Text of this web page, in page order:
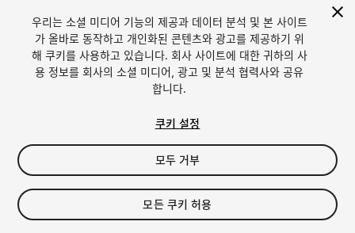
1 10
$7.50
우리는 소셜 미디어 기능의 제공과 데이터 분석 및 본 사이트
가 올바로 동작하고 개인화된 콘텐츠와 광고를 제공하기 위
해 쿠키를 사용하고 있습니다. 회사 사이트에 대한 귀하의 사
용 정보를 회사의 소셜 미디어, 광고 및 분석 협력사와 공유
합니다.
쿠키 설정
모두 거부
모든 쿠키 허용